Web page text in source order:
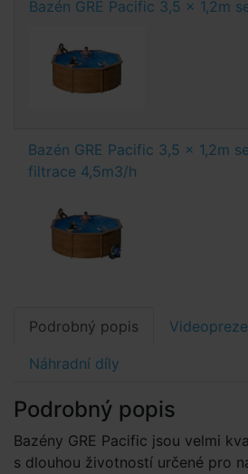
Bazén GRE Pacific 3,5 x 1,2m
Bazén GRE Pacific 3,5 x 1,2m
filtrace 4,5m3/h
Podrobný popis
Náhradní díly
Podrobný popis
Bazény GRE Pacific jsou velmi
s dlouhou životností určené pro